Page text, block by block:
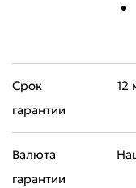
Срок
гарантии
12
Валюта
гарантии